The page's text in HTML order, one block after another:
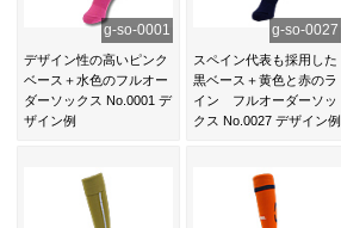
g-so-0001
デザイン性の高いピンク
ベース＋水色のフルオー
ダーソックス No.0001 デ
ザイン例
g-so-0027
スペイン代表も採用した
黒ベース＋黄色と赤のラ
イン フルオーダーソッ
クス No.0027 デザイン例